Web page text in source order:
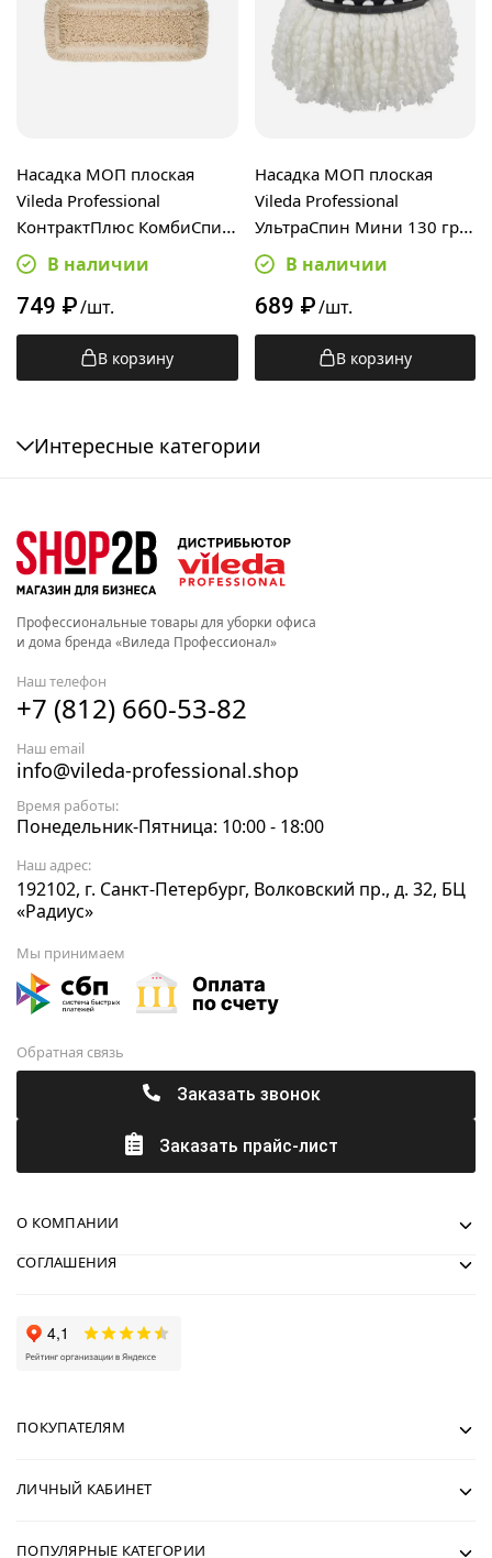
Насадка МОП плоская
Vileda Professional
КонтрактПлюс КомбиСпид
Про 50см, 167294
В наличии
749 ₽/шт.
В корзину
Насадка МОП плоская
Vileda Professional
УльтраСпин Мини 130 гр,
15 см, веревочная,
микроволокно, 531141
В наличии
689 ₽/шт.
В корзину
Интересные категории
Профессиональные товары для уборки офиса
и дома бренда «Виледа Профессионал»
Наш телефон
+7 (812) 660-53-82
Наш email
info@vileda-professional.shop
Время работы:
Понедельник-Пятница: 10:00 - 18:00
Наш адрес:
192102, г. Санкт-Петербург, Волковский пр., д. 32, БЦ
«Радиус»
Мы принимаем
Обратная связь
Заказать звонок
Заказать прайс-лист
О КОМПАНИИ
СОГЛАШЕНИЯ
ПОКУПАТЕЛЯМ
ЛИЧНЫЙ КАБИНЕТ
ПОПУЛЯРНЫЕ КАТЕГОРИИ